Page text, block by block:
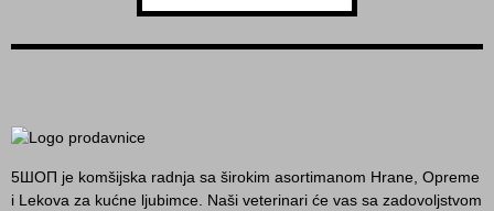
5ШОП je komšijska radnja sa širokim asortimanom Hrane, Opreme
i Lekova za kućne ljubimce. Naši veterinari će vas sa zadovoljstvom